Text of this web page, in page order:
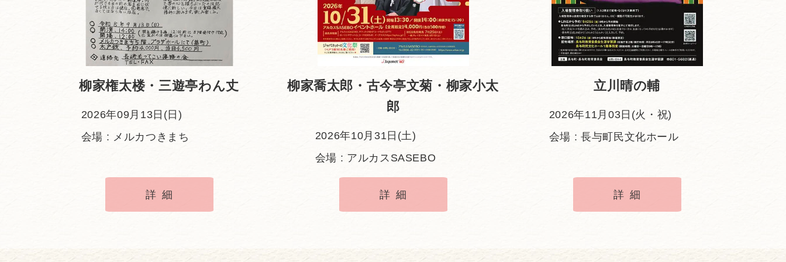
柳家権太楼・三遊亭わん丈
2026年09月13日(日)
会場 : メルカつきまち
詳細
柳家喬太郎・古今亭文菊・柳家小太
郎
2026年10月31日(土)
会場 : アルカスSASEBO
詳細
立川晴の輔
2026年11月03日(火・祝)
会場 : 長与町民文化ホール
詳細